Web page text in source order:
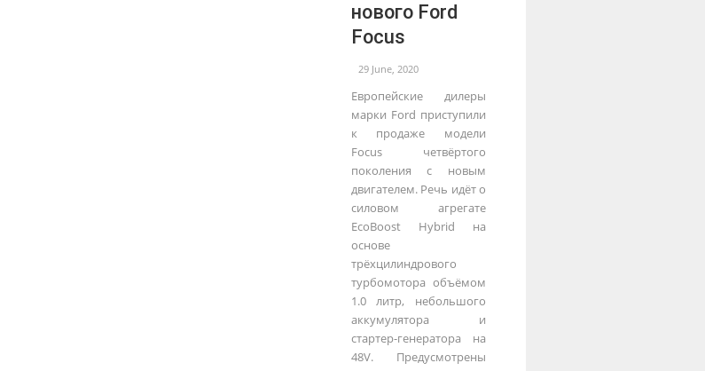
нового Ford
Focus
29 June, 2020
Европейские дилеры
марки Ford приступили
к продаже модели
Focus четвёртого
поколения с новым
двигателем. Речь идёт о
силовом агрегате
EcoBoost Hybrid на
основе
трёхцилиндрового
турбомотора объёмом
1.0 литр, небольшого
аккумулятора и
стартер-генератора на
48V. Предусмотрены